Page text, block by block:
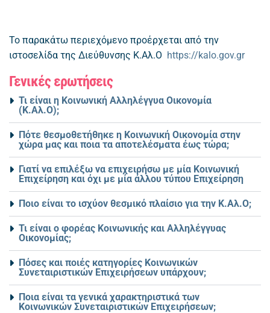
Το παρακάτω περιεχόμενο προέρχεται από την
ιστοσελίδα της Διεύθυνσης Κ.Αλ.Ο https://kalo.gov.gr
Γενικές ερωτήσεις
Τι είναι η Κοινωνική Αλληλέγγυα Οικονομία
(K.Aλ.Ο);
Πότε θεσμοθετήθηκε η Κοινωνική Οικονομία στην
χώρα μας και ποια τα αποτελέσματα έως τώρα;
Γιατί να επιλέξω να επιχειρήσω με μία Κοινωνική
Επιχείρηση και όχι με μία άλλου τύπου Επιχείρηση
Ποιο είναι το ισχύον θεσμικό πλαίσιο για την Κ.Αλ.Ο;
Τι είναι ο φορέας Κοινωνικής και Αλληλέγγυας
Οικονομίας;
Πόσες και ποιές κατηγορίες Κοινωνικών
Συνεταιριστικών Επιχειρήσεων υπάρχουν;
Ποια είναι τα γενικά χαρακτηριστικά των
Κοινωνικών Συνεταιριστικών Επιχειρήσεων;